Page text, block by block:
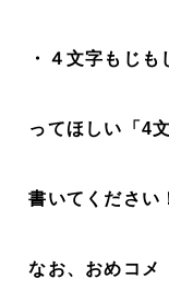
・４文字もじ
ってほしい「4
書いてください
なお、おめコメ